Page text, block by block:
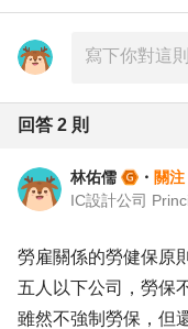
回答 2 則
林佑儒 ・ 關注
IC設計公司
勞雇關係的勞健保原
五人以下公司，勞保
雖然不強制勞保，但